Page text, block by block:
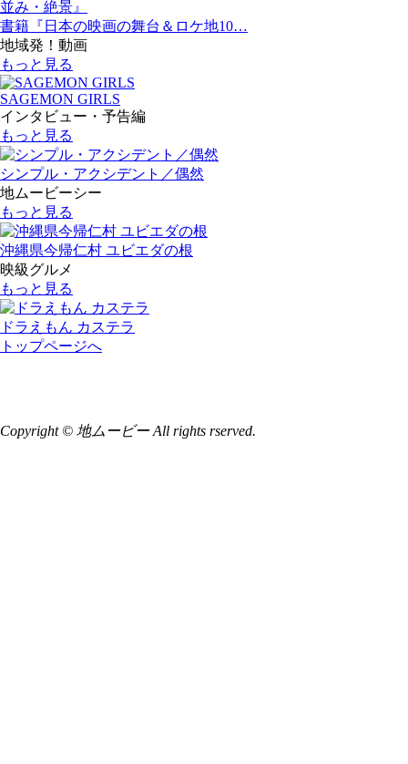
書籍『日本の映画の舞台＆ロケ地10…
地域発！動画
もっと見る
SAGEMON GIRLS
インタビュー・予告編
もっと見る
シンプル・アクシデント／偶然
地ムービーシー
もっと見る
沖縄県今帰仁村 ユビエダの根
映級グルメ
もっと見る
ドラえもん カステラ
トップページへ
Copyright © 地ムービー All rights rserved.